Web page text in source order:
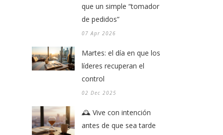
que un simple “tomador
de pedidos”
07 Apr 2026
Martes: el día en que los
líderes recuperan el
control
02 Dec 2025
🕰️ Vive con intención
antes de que sea tarde